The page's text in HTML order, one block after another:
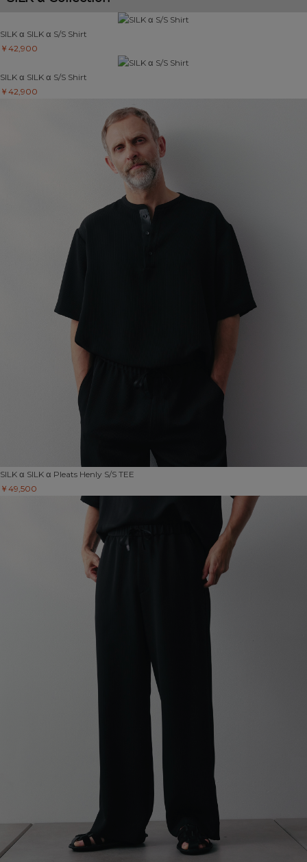
SILK α SILK α S/S Shirt
￥42,900
SILK α SILK α S/S Shirt
￥42,900
SILK α SILK α Pleats Henly S/S TEE
￥49,500